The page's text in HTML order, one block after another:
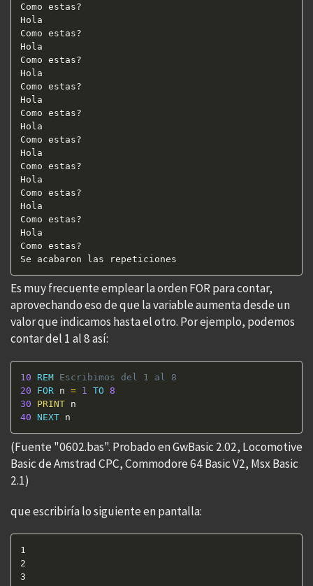
Como estas?
Hola
Como estas?
Hola
Como estas?
Hola
Como estas?
Hola
Como estas?
Hola
Como estas?
Hola
Como estas?
Hola
Como estas?
Hola
Como estas?
Hola
Como estas?
Se acabaron las repeticiones
Es muy frecuente emplear la orden FOR para contar,
aprovechando eso de que la variable aumenta desde un
valor que indicamos hasta el otro. Por ejemplo, podemos
contar del 1 al 8 así:
10 REM Escribimos del 1 al 8
20
FOR n = 1 TO 8
30
PRINT
40 NEXT n
(Fuente "0602.bas". Probado en GwBasic 2.02, Locomotive
Basic de Amstrad CPC, Commodore 64 Basic V2, Msx Basic
2.1)
que escribiría lo siguiente en pantalla:
1
2
3